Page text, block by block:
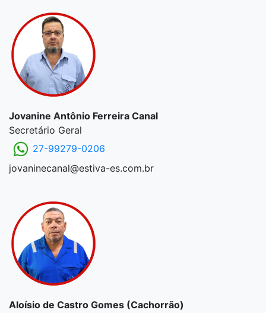
Jovanine Antônio Ferreira Canal
Secretário Geral
27-99279-0206
jovaninecanal@estiva-es.com.br
Aloísio de Castro Gomes (Cachorrão)